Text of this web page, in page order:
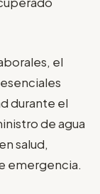
el
durante el
de agua
salud,
emergencia.